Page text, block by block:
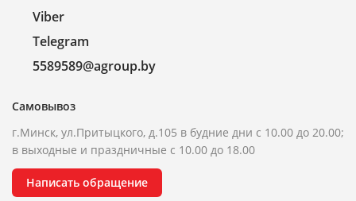
Viber
Telegram
5589589@agroup.by
Самовывоз
г.Минск, ул.Притыцкого, д.105 в будние дни с 10.00 до 20.00;
в выходные и праздничные с 10.00 до 18.00
Написать обращение